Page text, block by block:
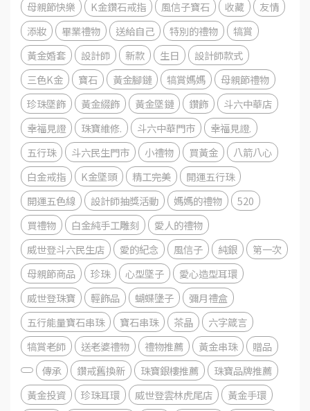
母親節快樂 K金鑽石戒指 風信子寶石 收藏
友情
添妝
畢業禮物 送給自己 特別的禮物
犒賞
黃金婚套
設計師 新款 生日
設計師款式
三色K金
寶石 黃金腳鏈 犒賞媽媽
母親節禮物
珍珠墜飾
黃金綴飾 黃金墜鏈 鑽飾
斗六中華店
幸福見證
珠寶維修. 斗六中華門市
幸福見證.
五行珠
斗六民生門市 小禮物 買黃金
八箭八心
白金戒指
K金墜頭 精工完美
開運五行珠
開運五色線
設計師抽獎活動 媽媽的禮物
520
買禮物
白金純手工雕刻
愛人的禮物
威世登斗六民生店
愛的紀念 風信子 純銀
第一次
母親節商品
珍珠 心型墜子
愛心造型耳環
威世登珠寶
輕飾品 蝴蝶墬子
彌月禮盒
五行能量寶石串珠
寶石串珠 茶晶
六字箴言
犒賞老師
送老婆禮物 禮物推薦 黃金串珠
贈品
傳承
鑽戒舊換新 珠寶銀樓推薦
珠寶品牌推薦
黃金投資
珍珠耳環 威世登雲林虎尾店
黃金手環